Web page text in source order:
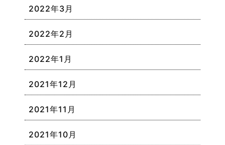
2022年3月
2022年2月
2022年1月
2021年12月
2021年11月
2021年10月